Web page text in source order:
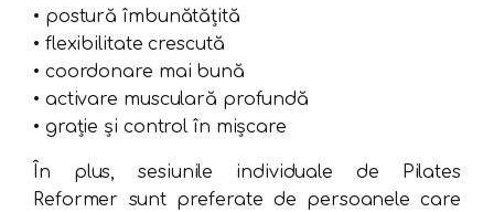
• postură îmbunătățită
• flexibilitate crescută
• coordonare mai bună
• activare musculară profundă
• grație și control în mișcare
În plus, sesiunile individuale de Pilates
Reformer sunt preferate de persoanele care